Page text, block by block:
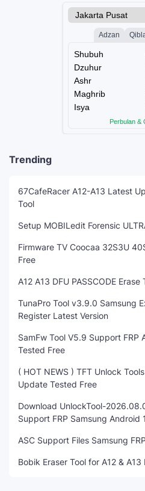
Trending
67CafeRacer A12-A13 Latest
Tool
Setup MOBILedit Forensic
Firmware TV Coocaa 32S3U
Free
A12 A13 DFU PASSCODE
TunaPro Tool v3.9.0 Samsung
Register Latest Version
SamFw Tool V5.9 Support
Tested Free
( HOT NEWS ) TFT Unlock
Update Tested Free
Download UnlockTool-
Support FRP Samsung Android
ASC Support Files Samsung
Bobik Eraser Tool for A12 &